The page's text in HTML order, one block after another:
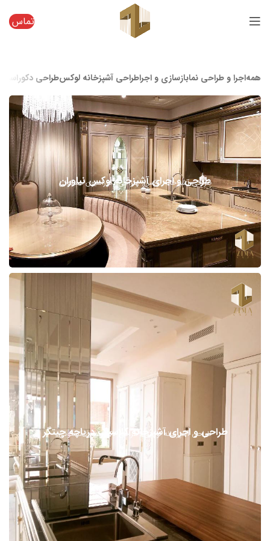
تماس
همهاجرا و طراحی نمابازسازی و اجراطراحی آشپزخانه لوکسطراحی
طراحی آشپزخانه لوکس طراحی دکوراسیون مسکونی
طراحی و اجرای آشپزخانه لوکس نیاوران
طراحی آشپزخانه لوکس طراحی دکوراسیون مسکونی
طراحی و اجرای آشپزخانه کلاسیک دریاچه چیتگر